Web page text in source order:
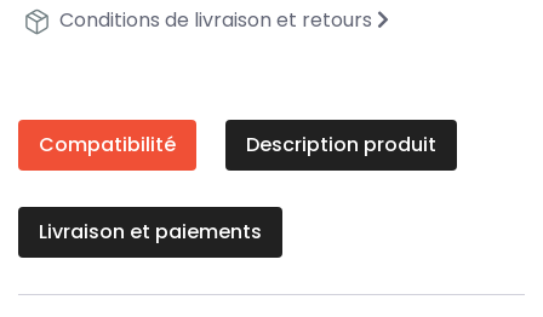
Conditions de livraison et retours
Compatibilité Description produit
Livraison et paiements